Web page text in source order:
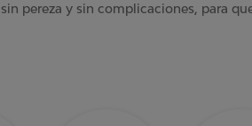
pereza y sin complicaciones, para